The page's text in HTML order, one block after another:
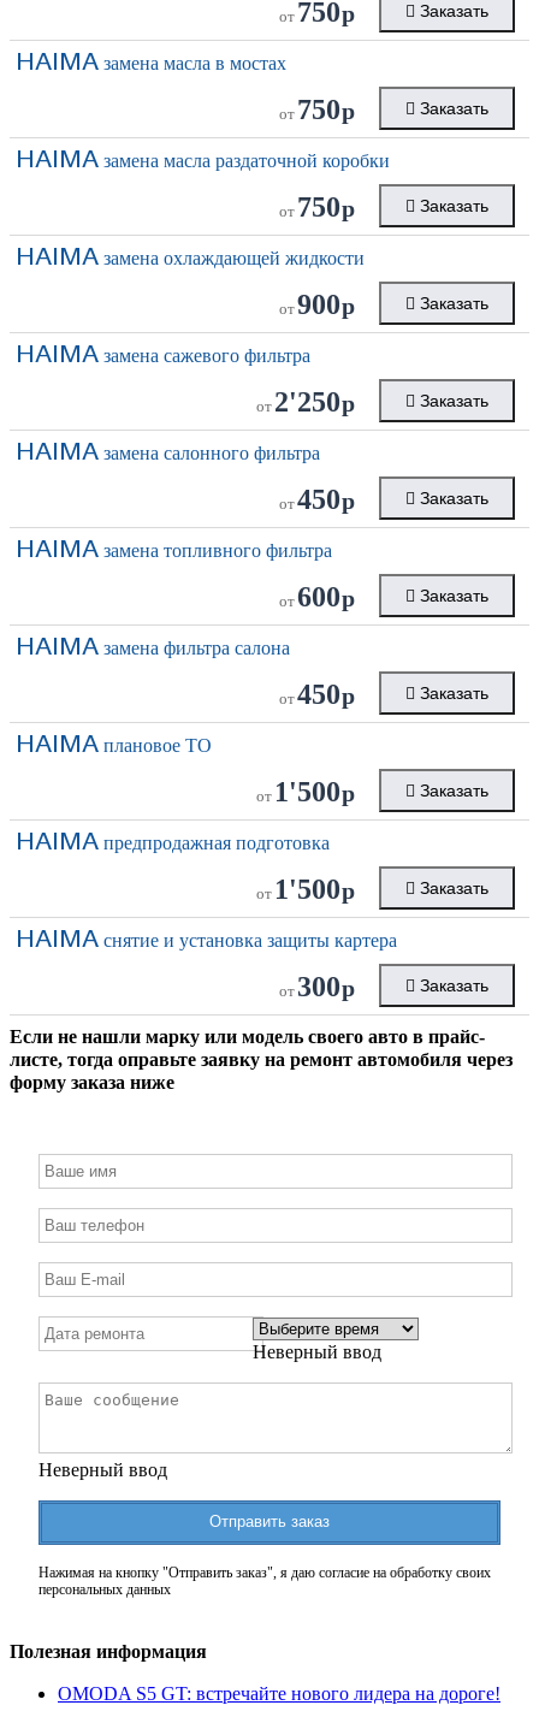
от 750р Заказать
HAIMA замена масла в мостах
от 750р Заказать
HAIMA замена масла раздаточной коробки
от 750р Заказать
HAIMA замена охлаждающей жидкости
от900р Заказать
HAIMA замена сажевого фильтра
от 2'250р Заказать
HAIMA замена салонного фильтра
от450р Заказать
HAIMA замена топливного фильтра
от600р Заказать
HAIMA замена фильтра салона
от450р Заказать
HAIMA плановое ТО
от 1'500р Заказать
HAIMA предпродажная подготовка
от 1'500р Заказать
HAIMA снятие и установка защиты картера
от 300р Заказать
Если не нашли марку или модель своего авто в прайс-
листе, тогда оправьте заявку на ремонт автомобиля через
форму заказа ниже
Неверный ввод
Неверный ввод
Отправить заказ
Нажимая на кнопку "Отправить заказ", я даю согласие на обработку своих
персональных данных
Полезная информация
OMODA S5 GT: встречайте нового лидера на дороге!